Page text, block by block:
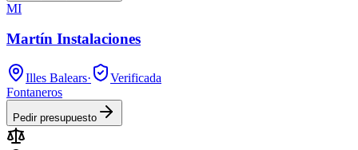
MI
Martín Instalaciones
Illes Balears·
Verificada
Fontaneros
Pedir presupuesto